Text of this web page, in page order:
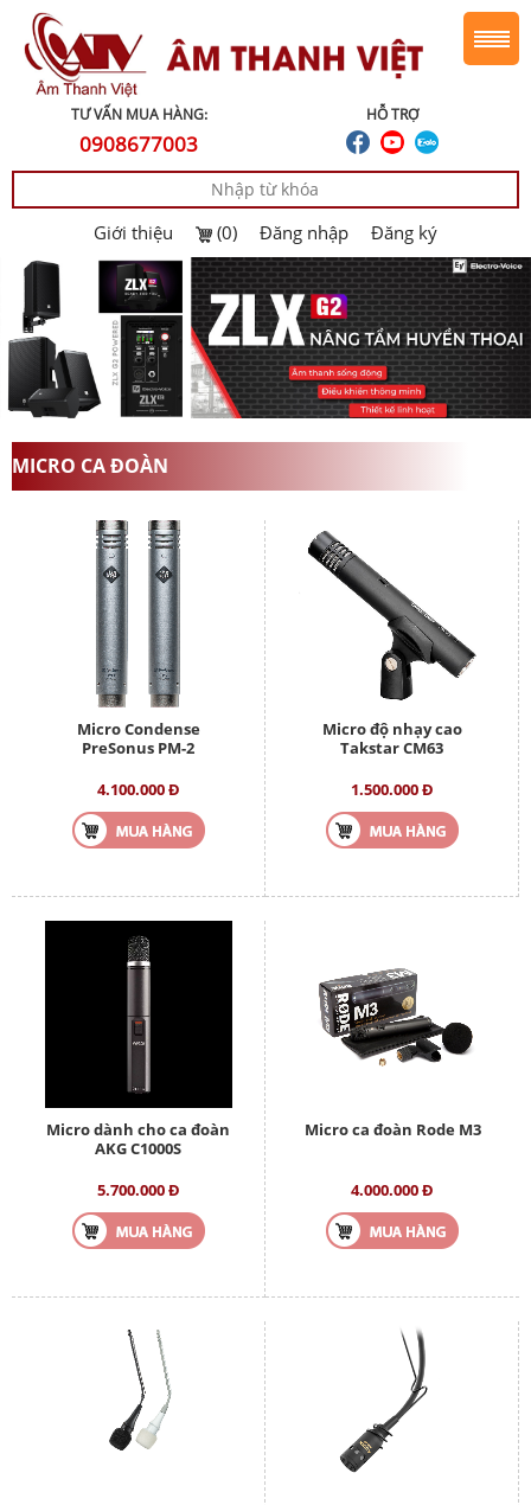
HỖ TRỢ
TƯ VẤN MUA HÀNG:
0908677003
Giới thiệu (0) Đăng nhập Đăng ký
MICRO CA ĐOÀN
Micro Condense
PreSonus PM-2
4.100.000 Đ
Micro độ nhạy cao
Takstar CM63
1.500.000 Đ
Micro dành cho ca đoàn
AKG C1000S
5.700.000 Đ
Micro ca đoàn Rode M3
4.000.000 Đ